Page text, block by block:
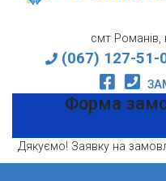
смт Романів,
(067) 127-51-
Форма
Дякуємо! Заявку на